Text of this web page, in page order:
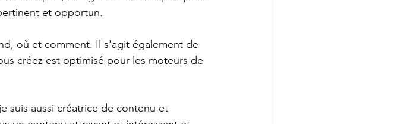
et opportun.
où et comment. Il s'agit également de
créez est optimisé pour les moteurs de
suis aussi créatrice de contenu et